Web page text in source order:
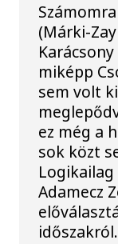
(Márki-
miképp
sem volt
ez még a
sok közt
Adamecz
időszakról.